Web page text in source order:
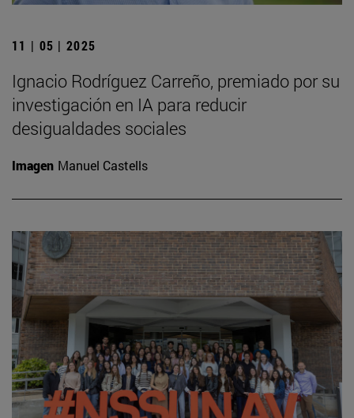
11 | 05 | 2025
Ignacio Rodríguez Carreño, premiado por su
investigación en IA para reducir
desigualdades sociales
Imagen Manuel Castells